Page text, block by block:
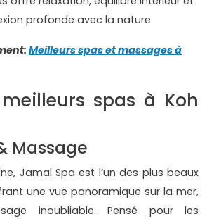
profonde avec la nature
Meilleurs spas et massages à
spas à Koh
Massage
Jamal Spa est l’un des plus beaux
une vue panoramique sur la mer,
inoubliable. Pensé pour les